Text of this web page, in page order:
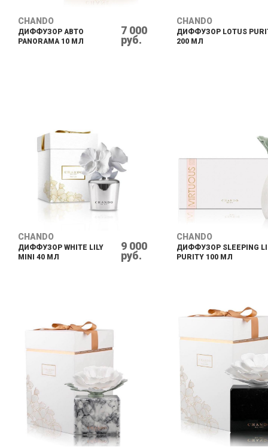
CHANDO
ДИФФУЗОР АВТО
PANORAMA 10 МЛ
7 000
руб.
CHANDO
ДИФФУЗОР LOTUS
200 МЛ
CHANDO
ДИФФУЗОР WHITE LILY
MINI 40 МЛ
9 000
руб.
CHANDO
ДИФФУЗОР SLEEPING
PURITY 100 МЛ